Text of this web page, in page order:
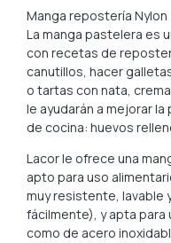
Manga repostería Nylon
La manga pastelera es
con recetas de
canutillos, hacer
o tartas con nata,
le ayudarán a mejorar
de cocina: huevos
Lacor le ofrece una
apto para uso
muy resistente, lavable
fácilmente), y apta para
como de acero